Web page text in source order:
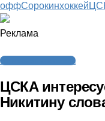
оффСорокинхоккей
Реклама
Интервью и аналитика
ЦСКА
Никитину